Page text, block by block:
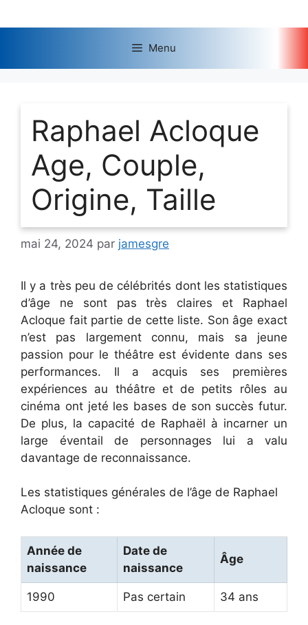
au
Menu
Raphael Acloque
Age, Couple,
Origine, Taille
mai 24, 2024 par jamesgre
Il y a très peu de célébrités dont les statistiques
d’âge ne sont pas très claires et Raphael
Acloque fait partie de cette liste. Son âge exact
n’est pas largement connu, mais sa jeune
passion pour le théâtre est évidente dans ses
performances. Il a acquis ses premières
expériences au théâtre et de petits rôles au
cinéma ont jeté les bases de son succès futur.
De plus, la capacité de Raphaël à incarner un
large éventail de personnages lui a valu
davantage de reconnaissance.
Les statistiques générales de l’âge de Raphael
Acloque sont :
Année de
naissance
Date de
naissance
Âge
1990 Pas certain 34 ans